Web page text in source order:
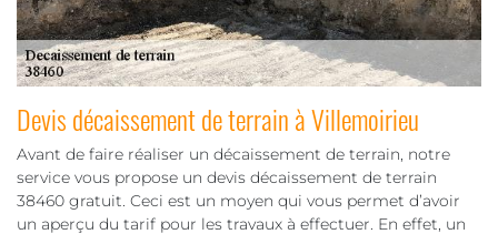
Devis décaissement de terrain à Villemoirieu
Avant de faire réaliser un décaissement de terrain, notre
service vous propose un devis décaissement de terrain
38460 gratuit. Ceci est un moyen qui vous permet d’avoir
un aperçu du tarif pour les travaux à effectuer. En effet, un